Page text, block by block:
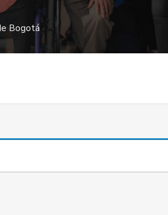
Bogotá